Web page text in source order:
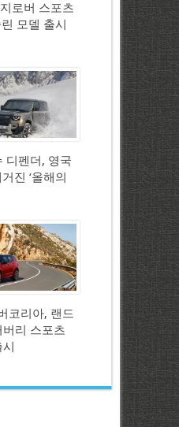
로버 스포츠
모델 출시
디펜더, 영국
진 ‘올해의
코리아, 랜드
리 스포츠